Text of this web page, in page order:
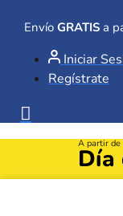
contenido
Envío GRATIS a
Iniciar
Regístrate
A partir
Día